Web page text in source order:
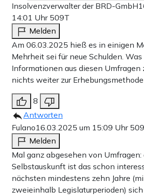
Insolvenzverwalter der BRD-GmbH
14:01 Uhr 509T
Melden
Am 06.03.2025 hieß es in einigen
Mehrheit sei für neue Schulden.
Informationen aus diesen Umfragen
nichts weiter zur
8
Antworten
Fulano16.03.2025 um 15:09 Uhr
Melden
Mal ganz abgesehen von Umfragen:
Selbstauskunft ist das schon
nächsten mindestens zehn Jahre
zweieinhalb Legislaturperioden)